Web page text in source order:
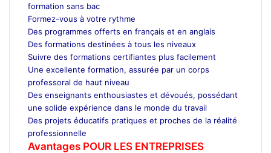
formation sans bac
Formez-vous à votre rythme
Des programmes offerts en français et en anglais
Des formations destinées à tous les niveaux
Suivre des formations certifiantes plus facilement
Une excellente formation, assurée par un corps
professoral de haut niveau
Des enseignants enthousiastes et dévoués, possédant
une solide expérience dans le monde du travail
Des projets éducatifs pratiques et proches de la réalité
professionnelle
Avantages POUR LES ENTREPRISES